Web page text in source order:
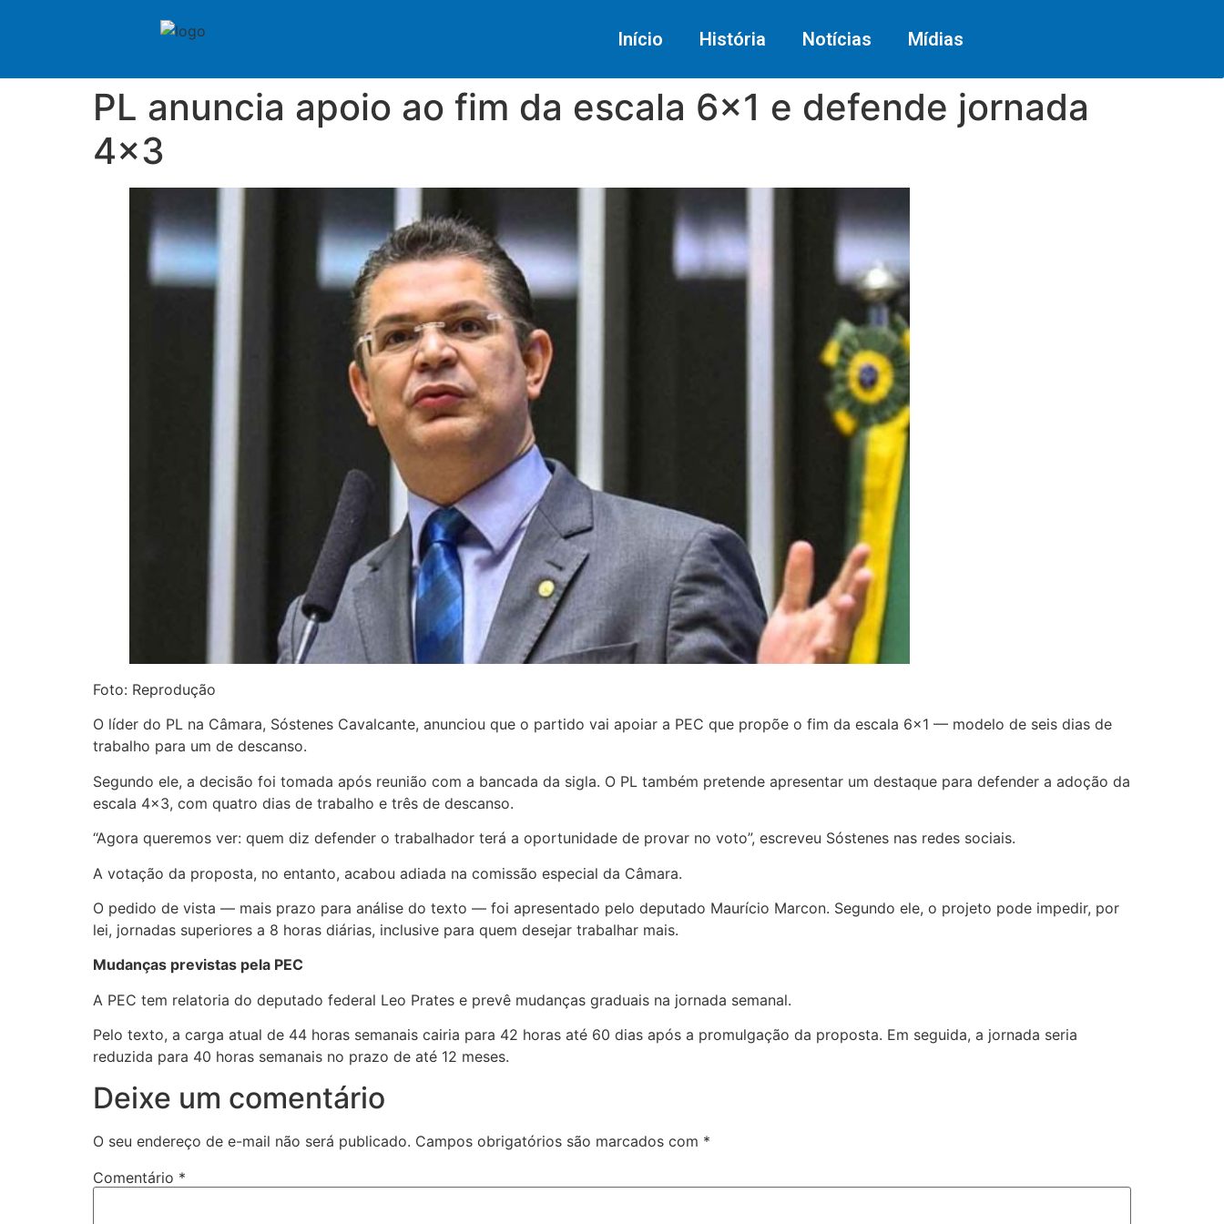
Início História Notícias Mídias
PL anuncia apoio ao fim da escala 6×1 e defende jornada
4×3
Foto: Reprodução
O líder do PL na Câmara, Sóstenes Cavalcante, anunciou que o partido vai apoiar a PEC que propõe o fim da escala 6×1 — modelo de seis dias de
trabalho para um de descanso.
Segundo ele, a decisão foi tomada após reunião com a bancada da sigla. O PL também pretende apresentar um destaque para defender a adoção da
escala 4×3, com quatro dias de trabalho e três de descanso.
“Agora queremos ver: quem diz defender o trabalhador terá a oportunidade de provar no voto”, escreveu Sóstenes nas redes sociais.
A votação da proposta, no entanto, acabou adiada na comissão especial da Câmara.
O pedido de vista — mais prazo para análise do texto — foi apresentado pelo deputado Maurício Marcon. Segundo ele, o projeto pode impedir, por
lei, jornadas superiores a 8 horas diárias, inclusive para quem desejar trabalhar mais.
Mudanças previstas pela PEC
A PEC tem relatoria do deputado federal Leo Prates e prevê mudanças graduais na jornada semanal.
Pelo texto, a carga atual de 44 horas semanais cairia para 42 horas até 60 dias após a promulgação da proposta. Em seguida, a jornada seria
reduzida para 40 horas semanais no prazo de até 12 meses.
Deixe um comentário
O seu endereço de e-mail não será publicado. Campos obrigatórios são marcados com *
Comentário *